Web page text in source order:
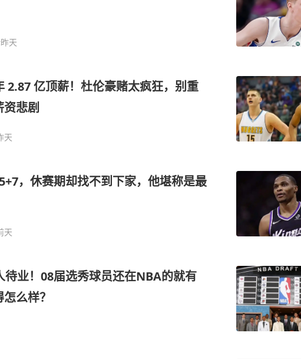
昨天
2.87 亿顶薪！杜伦豪赌太疯狂，别重
悲剧
天
，休赛期却找不到下家，他堪称是最
天
待业！08届选秀球员还在NBA的就有
么样？